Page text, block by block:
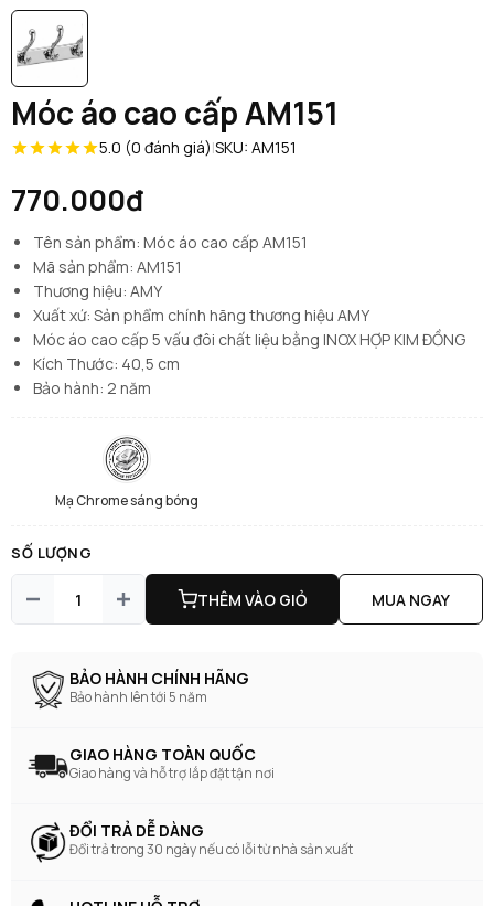
Móc áo cao cấp AM151
5.0 (0 đánh giá)|SKU: AM151
770.000đ
Tên sản phẩm: Móc áo cao cấp AM151
Mã sản phẩm: AM151
Thương hiệu: AMY
Xuất xứ: Sản phẩm chính hãng thương hiệu AMY
Móc áo cao cấp 5 vấu đôi chất liệu bằng INOX HỢP KIM ĐỒNG
Kích Thước: 40,5 cm
Bảo hành: 2 năm
Mạ Chrome sáng bóng
SỐ LƯỢNG
THÊM VÀO GIỎ MUA NGAY
BẢO HÀNH CHÍNH HÃNG
Bảo hành lên tới 5 năm
GIAO HÀNG TOÀN QUỐC
Giao hàng và hỗ trợ lắp đặt tận nơi
ĐỔI TRẢ DỄ DÀNG
Đổi trả trong 30 ngày nếu có lỗi từ nhà sản xuất